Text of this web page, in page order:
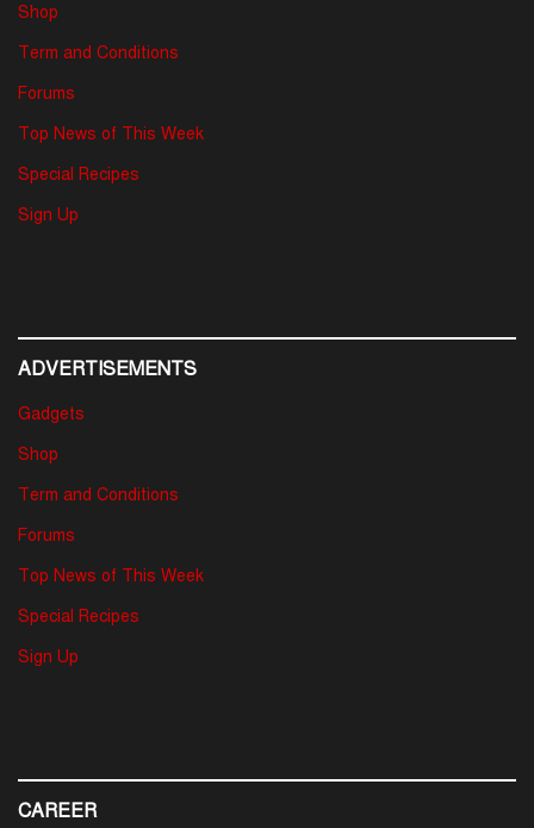
Shop
Term and Conditions
Forums
Top News of This Week
Special Recipes
Sign Up
ADVERTISEMENTS
Gadgets
Shop
Term and Conditions
Forums
Top News of This Week
Special Recipes
Sign Up
CAREER